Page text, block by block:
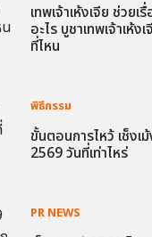
เทพเจ้าเห้งเจีย ช่วยเ
อะไร บูชาเทพเจ้าเห้งเ
ที่ไหน
พิธีกรรม
ขั้นตอนการไหว้ เช็งเ
2569 วันที่เท่าไหร่
PR NEWS